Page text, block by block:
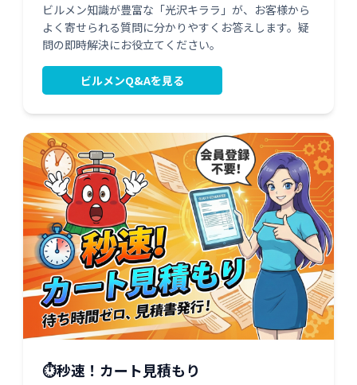
ビルメン知識が豊富な「光沢キララ」が、お客様から
よく寄せられる質問に分かりやすくお答えします。疑
問の即時解決にお役立てください。
ビルメンQ&Aを見る
⏱️秒速！カート見積もり